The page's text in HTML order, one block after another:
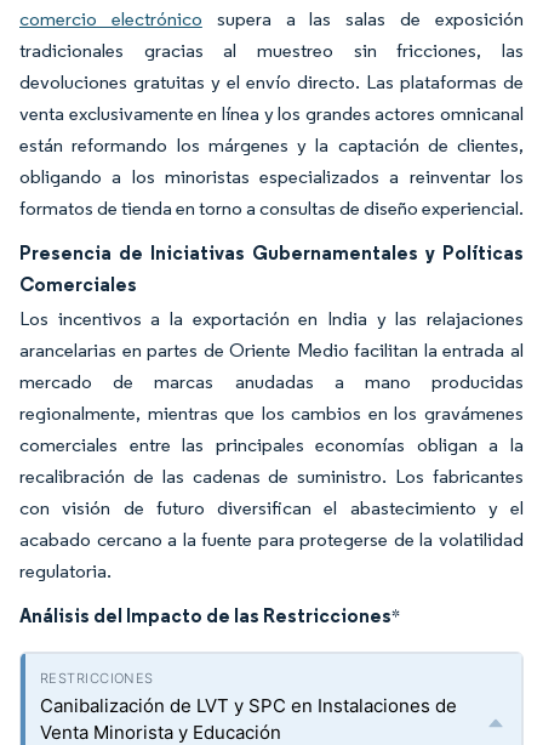
comercio electrónico supera a las salas de exposición
tradicionales gracias al muestreo sin fricciones, las
devoluciones gratuitas y el envío directo. Las plataformas de
venta exclusivamente en línea y los grandes actores omnicanal
están reformando los márgenes y la captación de clientes,
obligando a los minoristas especializados a reinventar los
formatos de tienda en torno a consultas de diseño experiencial.
Presencia de Iniciativas Gubernamentales y Políticas
Comerciales
Los incentivos a la exportación en India y las relajaciones
arancelarias en partes de Oriente Medio facilitan la entrada al
mercado de marcas anudadas a mano producidas
regionalmente, mientras que los cambios en los gravámenes
comerciales entre las principales economías obligan a la
recalibración de las cadenas de suministro. Los fabricantes
con visión de futuro diversifican el abastecimiento y el
acabado cercano a la fuente para protegerse de la volatilidad
regulatoria.
Análisis del Impacto de las Restricciones*
Canibalización de LVT y SPC en Instalaciones de
Venta Minorista y Educación